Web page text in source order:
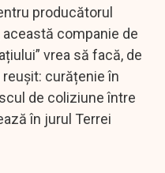
producătorul
această companie de
vrea să facă, de
curățenie în
de coliziune între
în jurul Terrei